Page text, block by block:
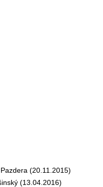
(20.11.2015)
(13.04.2016)